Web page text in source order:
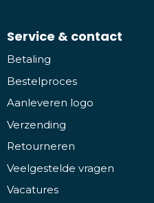
Service & contact
Betaling
Bestelproces
Aanleveren logo
Verzending
Retourneren
Veelgestelde vragen
Vacatures